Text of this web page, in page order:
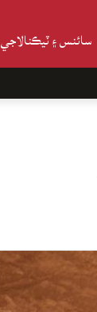
سائنس ۽ ٽيڪنالاجي